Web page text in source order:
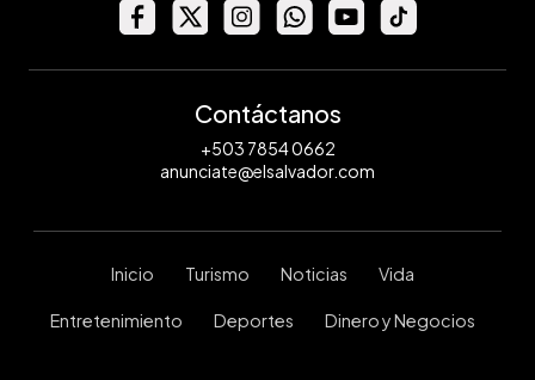
Contáctanos
+503 7854 0662
anunciate@elsalvador.com
Inicio Turismo Noticias Vida
Entretenimiento Deportes Dinero y Negocios